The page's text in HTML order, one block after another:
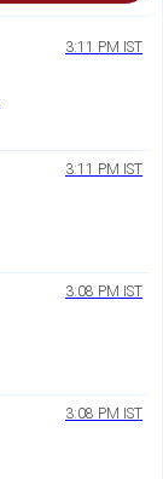
3:11 PM IST
3:11 PM IST
3:08 PM IST
3:08 PM IST